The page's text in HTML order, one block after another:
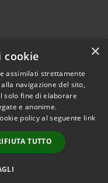
© 2026 • Comune di
Municipium
Accesso
redazione
×
cookie
assimilati strettamente
navigazione del sito,
solo fine di elaborare
e anonime.
policy al seguente link
TUTTO